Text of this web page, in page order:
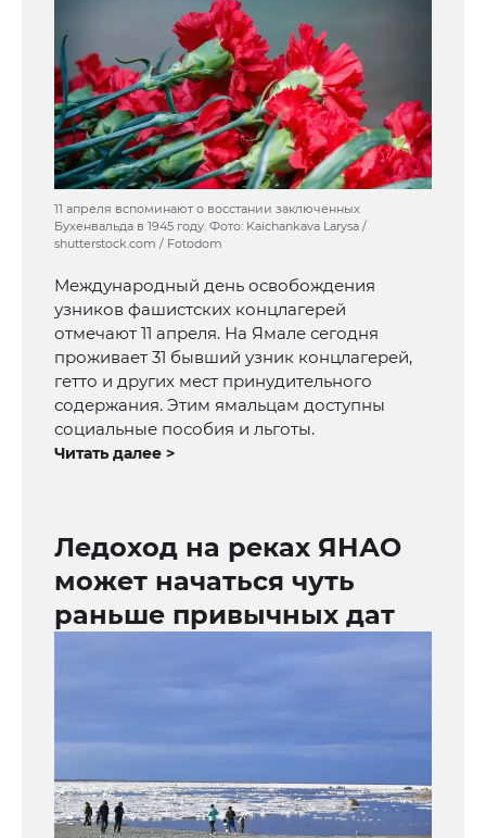
11 апреля вспоминают о восстании заключенных
Бухенвальда в 1945 году. Фото: Kaichankava Larysa /
shutterstock.com / Fotodom
Международный день освобождения
узников фашистских концлагерей
отмечают 11 апреля. На Ямале сегодня
проживает 31 бывший узник концлагерей,
гетто и других мест принудительного
содержания. Этим ямальцам доступны
социальные пособия и льготы.
Читать далее >
Ледоход на реках ЯНАО
может начаться чуть
раньше привычных дат